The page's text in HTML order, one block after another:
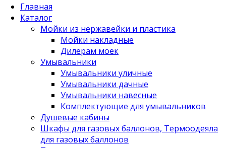
Главная
Каталог
Мойки из нержавейки и пластика
Мойки накладные
Дилерам моек
Умывальники
Умывальники уличные
Умывальники дачные
Умывальники навесные
Комплектующие для умывальников
Душевые кабины
Шкафы для газовых баллонов, Термоодеяла
для газовых баллонов